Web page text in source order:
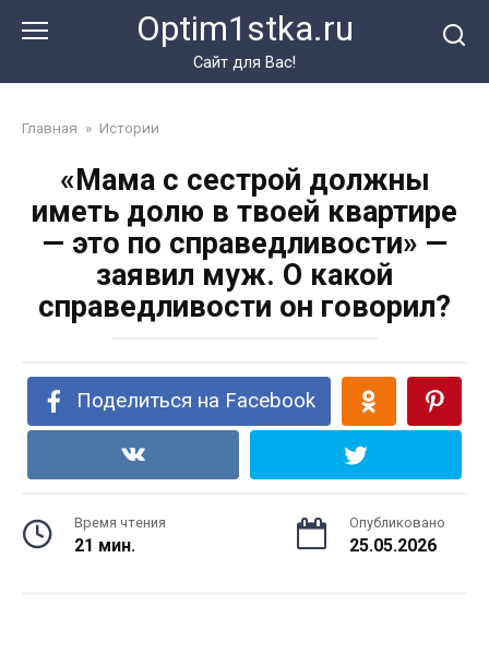
Optim1stka.ru
Сайт для Вас!
Главная » Истории
«Мама с сестрой должны
иметь долю в твоей квартире
— это по справедливости» —
заявил муж. О какой
справедливости он говорил?
Поделиться на Facebook
Время чтения
21 мин.
Опубликовано
25.05.2026